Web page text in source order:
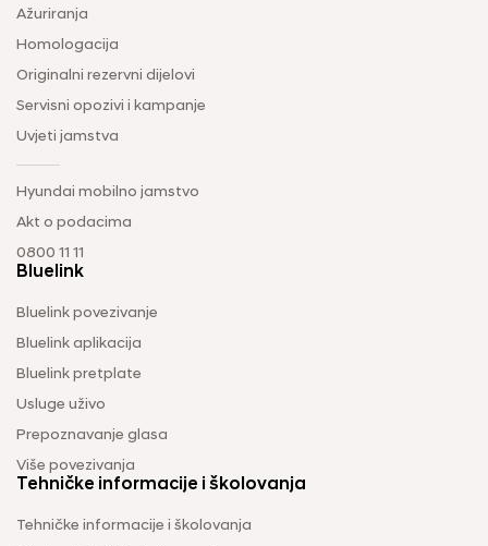
Ažuriranja
Homologacija
Originalni rezervni dijelovi
Servisni opozivi i kampanje
Uvjeti jamstva
Hyundai mobilno jamstvo
Akt o podacima
0800 11 11
Bluelink
Bluelink povezivanje
Bluelink aplikacija
Bluelink pretplate
Usluge uživo
Prepoznavanje glasa
Više povezivanja
Tehničke informacije i školovanja
Tehničke informacije i školovanja